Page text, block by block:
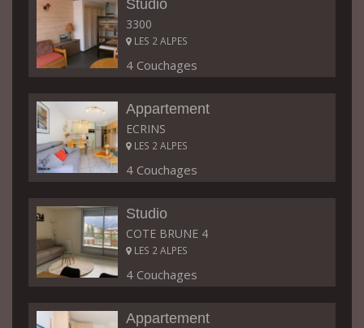
Studio
3300
LES 2 ALPES
4 Couchages
Appartement
ECRINS
LES 2 ALPES
4 Couchages
Studio
COTE BRUNE 4
LES 2 ALPES
4 Couchages
Appartement